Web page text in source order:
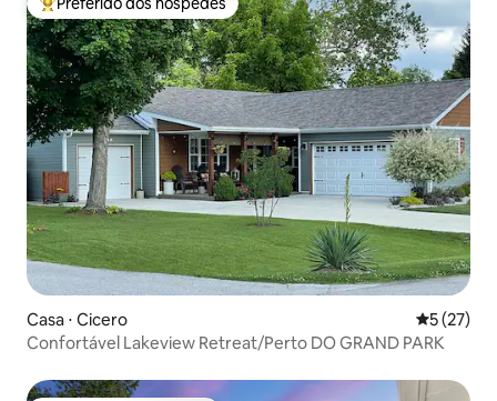
Entre os melhores preferidos dos hóspedes
Casa ⋅ Cicero 5 de uma
5 (27)
Confortável Lakeview Retreat/Perto DO GRAND PARK